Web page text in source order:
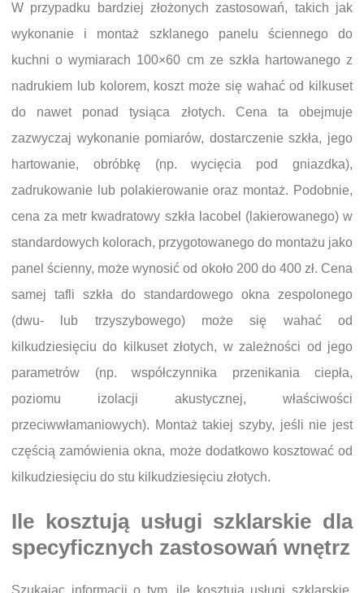
W przypadku bardziej złożonych zastosowań, takich jak
wykonanie i montaż szklanego panelu ściennego do
kuchni o wymiarach 100×60 cm ze szkła hartowanego z
nadrukiem lub kolorem, koszt może się wahać od kilkuset
do nawet ponad tysiąca złotych. Cena ta obejmuje
zazwyczaj wykonanie pomiarów, dostarczenie szkła, jego
hartowanie, obróbkę (np. wycięcia pod gniazdka),
zadrukowanie lub polakierowanie oraz montaż. Podobnie,
cena za metr kwadratowy szkła lacobel (lakierowanego) w
standardowych kolorach, przygotowanego do montażu jako
panel ścienny, może wynosić od około 200 do 400 zł. Cena
samej tafli szkła do standardowego okna zespolonego
(dwu- lub trzyszybowego) może się wahać od
kilkudziesięciu do kilkuset złotych, w zależności od jego
parametrów (np. współczynnika przenikania ciepła,
poziomu izolacji akustycznej, właściwości
przeciwwłamaniowych). Montaż takiej szyby, jeśli nie jest
częścią zamówienia okna, może dodatkowo kosztować od
kilkudziesięciu do stu kilkudziesięciu złotych.
Ile kosztują usługi szklarskie dla
specyficznych zastosowań wnętrz
Szukając informacji o tym, ile kosztują usługi szklarskie,